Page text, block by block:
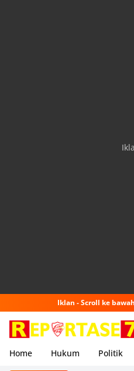
Iklan - Scroll ke
Home Hukum Politik